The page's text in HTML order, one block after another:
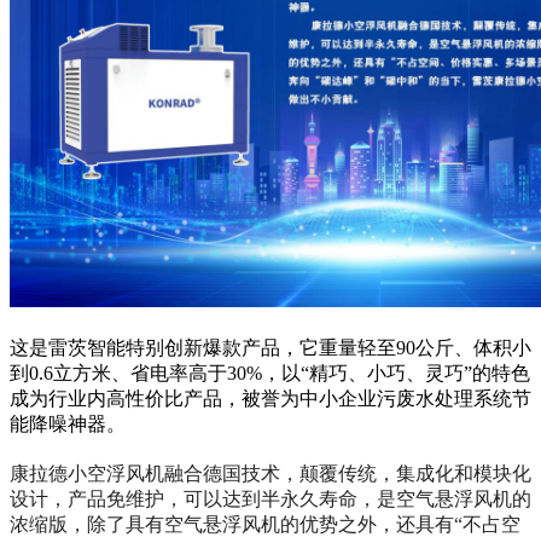
这是雷茨智能特别创新爆款产品，它重量轻至90公斤、体积小
到0.6立方米、省电率高于30%，以“精巧、小巧、灵巧”的特色
成为行业内高性价比产品，被誉为中小企业污废水处理系统节
能降噪神器。
康拉德小空浮风机融合德国技术，颠覆传统，集成化和模块化
设计，产品免维护，可以达到半永久寿命，是空气悬浮风机的
浓缩版，除了具有空气悬浮风机的优势之外，还具有“不占空